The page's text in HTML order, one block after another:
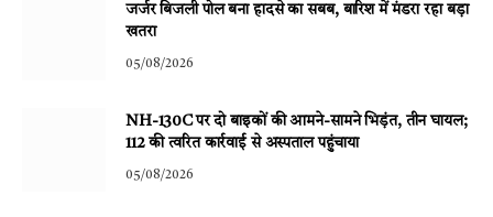
जर्जर बिजली पोल बना हादसे का सबब, बारिश में मंडरा रहा बड़ा
खतरा
05/08/2026
NH-130C पर दो बाइकों की आमने-सामने भिड़ंत, तीन घायल;
112 की त्वरित कार्रवाई से अस्पताल पहुंचाया
05/08/2026